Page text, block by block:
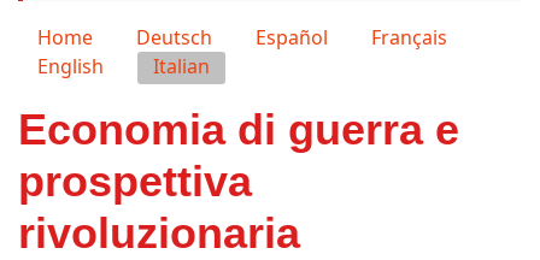
Seleziona la tua lingua
Home Deutsch Español
Français
English
Italian
Economia di guerra e
prospettiva
rivoluzionaria